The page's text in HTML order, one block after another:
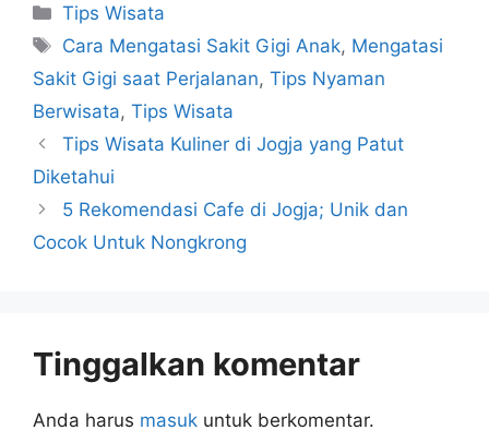
Tips Wisata
Cara Mengatasi Sakit Gigi Anak, Mengatasi
Sakit Gigi saat Perjalanan, Tips Nyaman
Berwisata, Tips Wisata
Tips Wisata Kuliner di Jogja yang Patut
Diketahui
5 Rekomendasi Cafe di Jogja; Unik dan
Cocok Untuk Nongkrong
Tinggalkan komentar
Anda harus masuk untuk berkomentar.